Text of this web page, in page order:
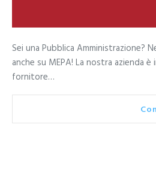
Sei una Pubblica Amministrazione?
anche su MEPA! La nostra azienda
fornitore…